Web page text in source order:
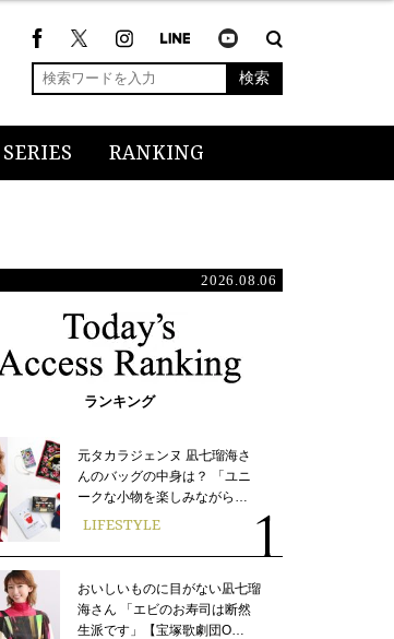
検索
SERIES RANKING
2026.08.06
ランキング
元タカラジェンヌ 凪七瑠海さ
んのバッグの中身は？ 「ユニ
ークな小物を楽しみながら…
LIFESTYLE
おいしいものに目がない凪七瑠
海さん 「エビのお寿司は断然
生派です」【宝塚歌劇団O…